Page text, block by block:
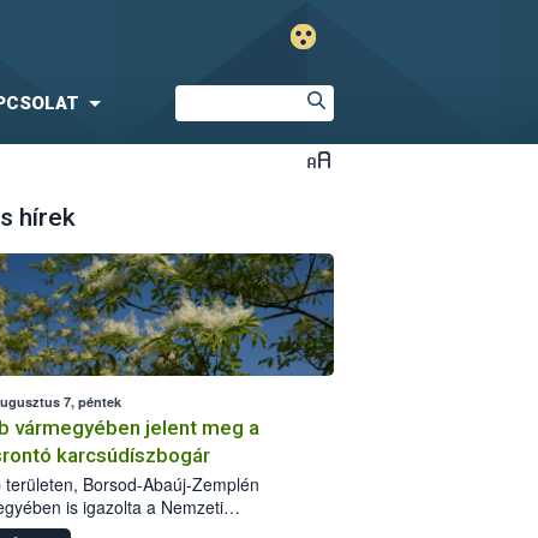
hírek
7, péntek
vármegyében jelent meg a
karcsúdíszbogár
területen, Borsod-Abaúj-Zemplén
is igazolta a Nemzeti
biztonsági Hivatal (Nébih) a